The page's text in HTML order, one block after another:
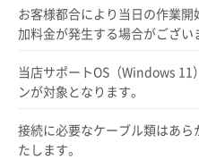
お客様都合により当日の作業
加料金が発生する場合がござい
当店サポートOS（Windows
ンが対象となります。
接続に必要なケーブル類はあ
たします。